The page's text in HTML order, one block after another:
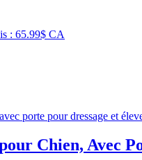
: 65.99$ CA
Chien, Avec